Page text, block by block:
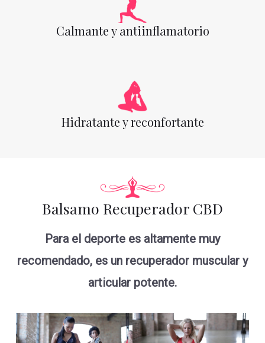
Calmante y antiinflamatorio
Hidratante y reconfortante
Balsamo Recuperador CBD
Para el deporte es altamente muy
recomendado, es un recuperador muscular y
articular potente.